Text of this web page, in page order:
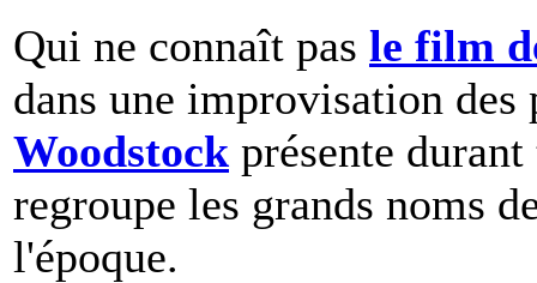
Qui ne connaît pas le film
dans une improvisation
Woodstock présente
regroupe les grands noms
l'époque.